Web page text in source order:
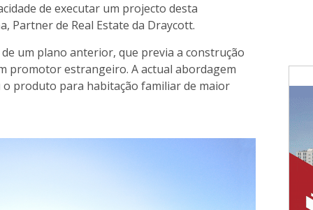
de executar um projecto desta
Partner de Real Estate da Draycott.
um plano anterior, que previa a construção
promotor estrangeiro. A actual abordagem
produto para habitação familiar de maior